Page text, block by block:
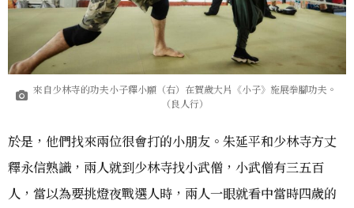
來自少林寺的功夫小子釋小願（右）在賀歲大片《小子》施展拳腳功夫。
（良人行）
於是，他們找來兩位很會打的小朋友。朱延平和少林寺方丈
釋永信熟識，兩人就到少林寺找小武僧，小武僧有三五百
人，當以為要挑燈夜戰選人時，兩人一眼就看中當時四歲的